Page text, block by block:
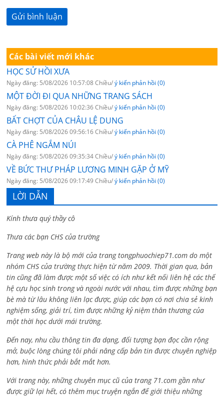
Các bài viết mới khác
HỌC SỬ HỒI XƯA
Ngày đăng: 5/08/2026 10:57:08 Chiều/ý kiến phản hồi (0)
MỘT ĐỜI ĐI QUA NHỮNG TRANG SÁCH
Ngày đăng: 5/08/2026 10:02:36 Chiều/ý kiến phản hồi (0)
BẤT CHỢT CỦA CHÂU LỆ DUNG
Ngày đăng: 5/08/2026 09:56:16 Chiều/ý kiến phản hồi (0)
CÀ PHÊ NGẮM NÚI
Ngày đăng: 5/08/2026 09:35:34 Chiều/ý kiến phản hồi (0)
VỀ BỨC THƯ PHÁP LƯƠNG MINH GẶP Ở MỸ
Ngày đăng: 5/08/2026 09:17:49 Chiều/ý kiến phản hồi (0)
LỜI DẪN
Kính thưa quý thầy cô
Thưa các bạn CHS của trường
Trang web này là bộ mới của trang tongphuochiep71.com do một
nhóm CHS của trường thực hiện từ năm 2009. Thời gian qua, bản
tin cũng đã làm được một số việc có ích như kết nối liên hệ các thế
hệ cựu học sinh trong và ngoài nước với nhau, tìm được những bạn
bè mà từ lâu không liên lạc được, giúp các bạn có nơi chia sẻ kinh
nghiệm sống, giải trí, tìm được những kỷ niệm thân thương của
một thời học dưới mái trường.
Đến nay, nhu cầu thông tin đa dạng, đối tượng bạn đọc cần rộng
mở, buộc lòng chúng tôi phải nâng cấp bản tin được chuyên nghiệp
hơn, hình thức phải bắt mắt hơn.
Với trang này, những chuyên mục cũ của trang 71.com gần như
được giữ lại hết, có thêm mục truyện ngắn để giới thiệu những